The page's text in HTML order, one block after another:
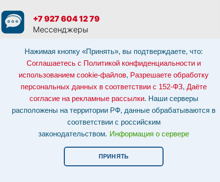
Нажимая кнопку «Принять», вы подтверждаете, что:
Соглашаетесь с Политикой конфиденциальности и
использованием cookie-файлов, Разрешаете обработку
персональных данных в соответствии с 152-ФЗ, Даёте
согласие на рекламные рассылки. Наши серверы
расположены на территории РФ, данные обрабатываются в
соответствии с российским
законодательством. Информация о сервере
ПРИНЯТЬ
+7 927 604 12 79
Мессенджеры
Просматривая данный веб сайт, и обращаясь к нам, вы:Соглашаетесь с
Политикой конфиденциальности и использованием cookie-файлов,
Даёте согласие на рекламные рассылки.
Отозвать согласие на обработку персональных данных: по эл-почте:
info@tvpolimer.ru
| по телефону
Наши серверы расположены на территории РФ, данные обрабатываются в
соответствии с российским законодательством.Информация о сервере и
Сайт носит исключительно информационный характер и не является